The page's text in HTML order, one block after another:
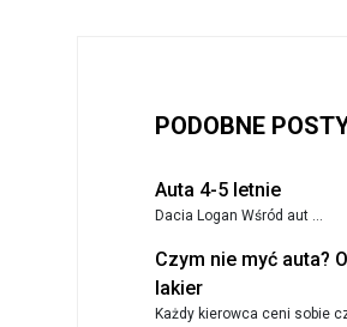
PODOBNE
Auta 4-5 letnie
Dacia Logan Wśród aut ...
Czym nie myć auta?
lakier
Każdy kierowca ceni sobie